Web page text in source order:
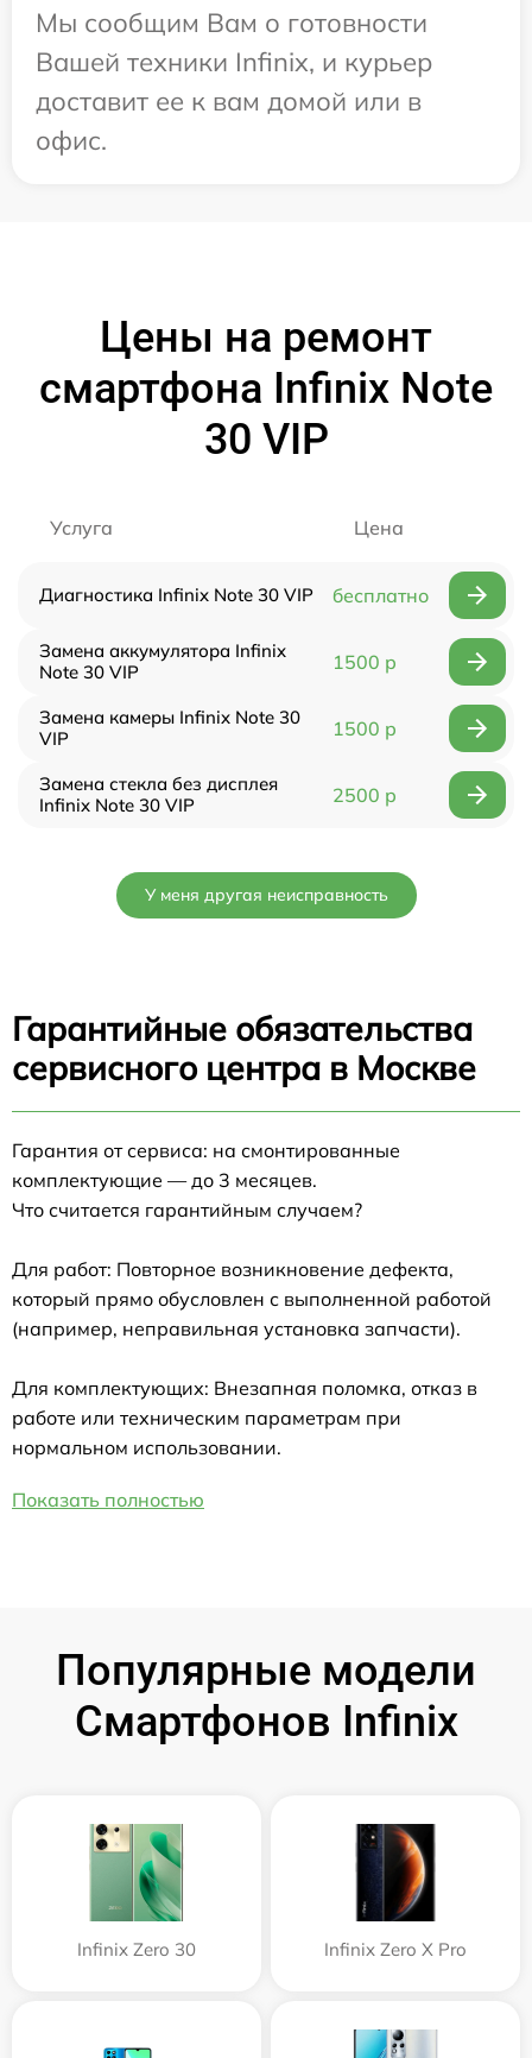
Мы сообщим Вам о готовности
Вашей техники Infinix, и курьер
доставит ее к вам домой или в
офис.
Цены на ремонт
смартфона Infinix Note
30 VIP
Услуга Цена
Диагностика Infinix Note 30 VIP бесплатно
Замена аккумулятора Infinix
Note 30 VIP
1500 р
Замена камеры Infinix Note 30
VIP
1500 р
Замена стекла без дисплея
Infinix Note 30 VIP
2500 р
У меня другая неисправность
Гарантийные обязательства
сервисного центра в Москве
Гарантия от сервиса: на смонтированные
комплектующие — до 3 месяцев.
Что считается гарантийным случаем?
Для работ: Повторное возникновение дефекта,
который прямо обусловлен с выполненной работой
(например, неправильная установка запчасти).
Для комплектующих: Внезапная поломка, отказ в
работе или техническим параметрам при
нормальном использовании.
Показать полностью
Популярные модели
Смартфонов Infinix
Infinix Zero 30 Infinix Zero X Pro